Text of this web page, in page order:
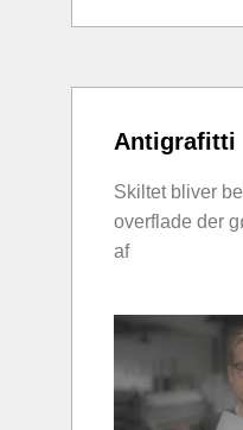
Antigrafitti
Skiltet bliver
overflade der
af